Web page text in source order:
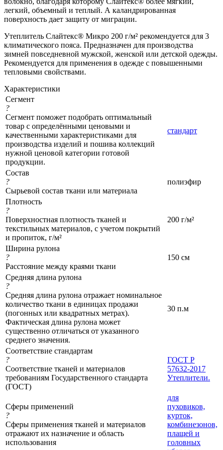
легкий, объемный и теплый. А каландрированная
поверхность дает защиту от миграции.
Утеплитель Слайтекс® Микро 200 г/м² рекомендуется для 3
климатического пояса. Предназначен для производства
зимней повседневной мужской, женской или детской одежды.
Рекомендуется для применения в одежде с повышенными
тепловыми свойствами.
Характеристики
Сегмент
?
Сегмент поможет подобрать оптимальный
товар с определёнными ценовыми и
качественными характеристиками для
производства изделий и пошива коллекций
нужной ценовой категории готовой
продукции.
стандарт
Состав
?
Сырьевой состав ткани или материала
полиэфир
Плотность
?
Поверхностная плотность тканей и
текстильных материалов, с учетом покрытий
и пропиток, г/м²
200 г/м²
Ширина рулона
?
Расстояние между краями ткани
150 см
Средняя длина рулона
?
Средняя длина рулона отражает номинальное
количество ткани в единицах продажи
(погонных или квадратных метрах).
Фактическая длина рулона может
существенно отличаться от указанного
среднего значения.
30 п.м
Соответствие стандартам
?
Соответствие тканей и материалов
требованиям Государственного стандарта
(ГОСТ)
ГОСТ Р
57632-2017
Утеплители.
Сферы применений
?
Сферы применения тканей и материалов
отражают их назначение и область
использования
для
пуховиков,
курток,
комбинезонов,
плащей и
головных